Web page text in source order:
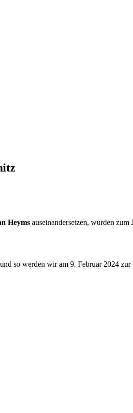
Heyms auseinandersetzen, wurden
so werden wir am 9. Februar 2024